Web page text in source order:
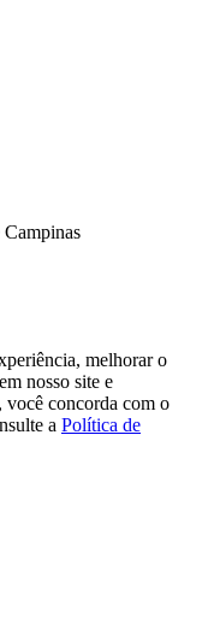
melhorar o
nosso site e
você concorda com o
a Política de